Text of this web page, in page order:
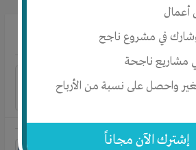
أعمال
في مشروع ناجح
مشاريع ناجحة
واحصل على نسبة من الأرباح
إشترك الآن مجاناً